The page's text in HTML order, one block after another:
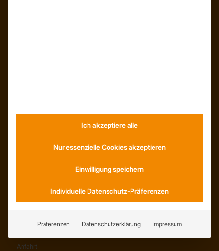
INFORMATIONEN
Wissenswertes
Anfahrt
Ich akzeptiere alle
Nur essenzielle Cookies akzeptieren
Einwilligung speichern
Individuelle Datenschutz-Präferenzen
Präferenzen Datenschutzerklärung Impressum